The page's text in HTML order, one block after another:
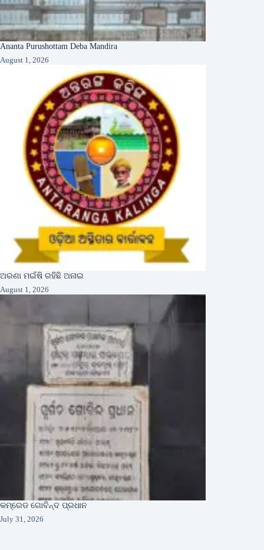
Ananta Purushottam Deba Mandira
August 1, 2026
ଅରଣା ମଇଁଷି ରହିଛି ଅନାଇ
August 1, 2026
କମ୍ରେଡ ଗୋବିନ୍ଦ ପ୍ରଧାନ
July 31, 2026